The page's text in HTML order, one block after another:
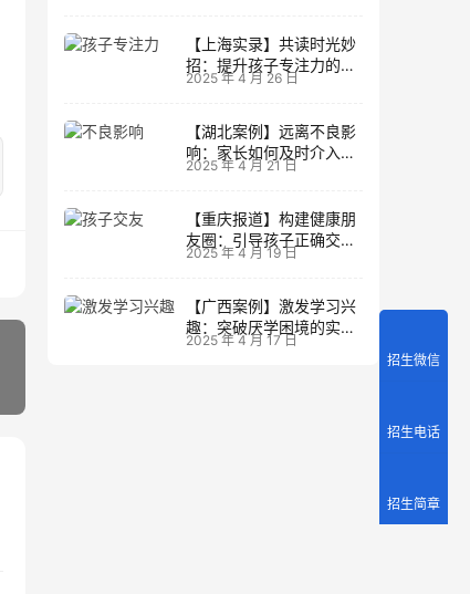
【上海实录】共读时光妙
招：提升孩子专注力的阅
读策略
2025 年 4 月 26 日
【湖北案例】远离不良影
响：家长如何及时介入调
整方向
2025 年 4 月 21 日
【重庆报道】构建健康朋
友圈：引导孩子正确交友
的实践经验
2025 年 4 月 19 日
【广西案例】激发学习兴
趣：突破厌学困境的实战
经验
2025 年 4 月 17 日
招生微信
招生电话
招生简章